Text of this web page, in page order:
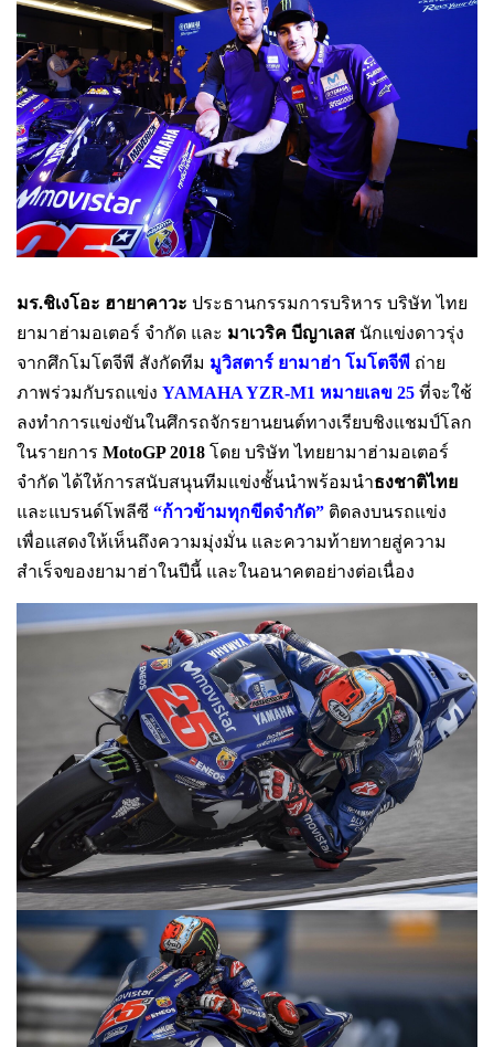
มร.ชิเงโอะ ฮายาคาวะ ประธานกรรมการบริหาร บริษัท ไทย
ยามาฮ่ามอเตอร์ จำกัด และ มาเวริค บีญาเลส นักแข่งดาวรุ่ง
จากศึกโมโตจีพี สังกัดทีม มูวิสตาร์ ยามาฮ่า โมโตจีพี ถ่าย
ภาพร่วมกับรถแข่ง YAMAHA YZR-M1 หมายเลข 25 ที่จะใช้
ลงทำการแข่งขันในศึกรถจักรยานยนต์ทางเรียบชิงแชมป์โลก
ในรายการ MotoGP 2018 โดย บริษัท ไทยยามาฮ่ามอเตอร์
จำกัด ได้ให้การสนับสนุนทีมแข่งชั้นนำพร้อมนำธงชาติไทย
และแบรนด์โพลีซี “ก้าวข้ามทุกขีดจำกัด” ติดลงบนรถแข่ง
เพื่อแสดงให้เห็นถึงความมุ่งมั่น และความท้ายทายสู่ความ
สำเร็จของยามาฮ่าในปีนี้ และในอนาคตอย่างต่อเนื่อง